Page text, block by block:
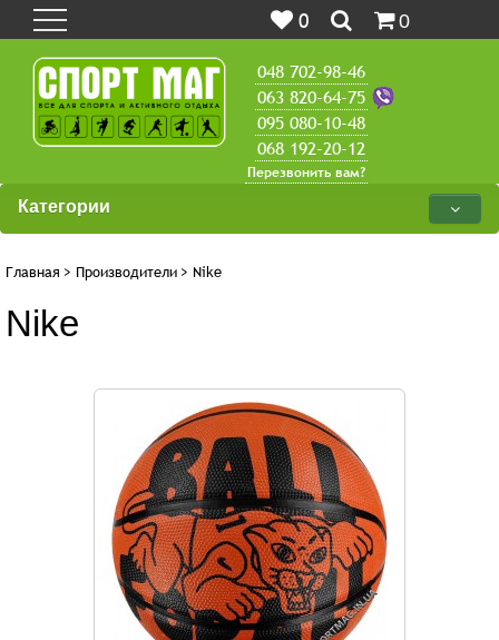
0 0
048 702-98-46
063 820-64-75
095 080-10-48
068 192-20-12
Перезвонить вам?
Категории
Главная > Производители > Nike
Nike